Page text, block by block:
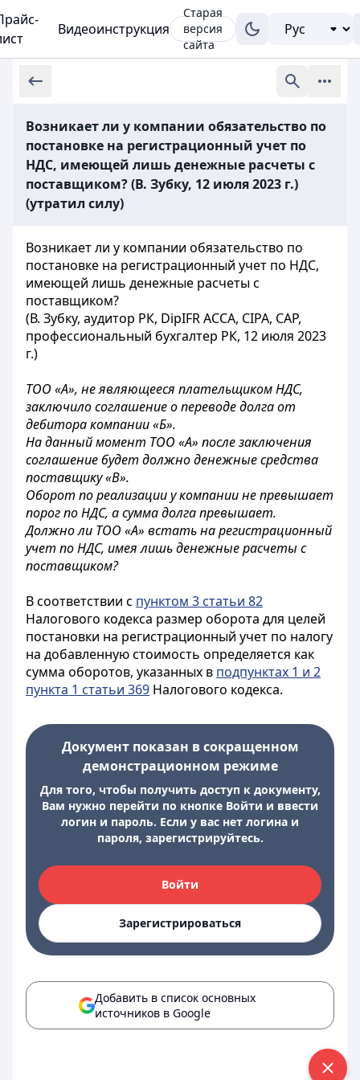
Видеоинструкция
Старая
версия
сайта
Возникает ли у компании обязательство по
постановке на регистрационный учет по
НДС, имеющей лишь денежные расчеты с
поставщиком? (В. Зубку, 12 июля 2023 г.)
(утратил силу)
Возникает ли у компании обязательство по
постановке на регистрационный учет по НДС,
имеющей лишь денежные расчеты с
поставщиком?
(В. Зубку, аудитор РК, DipIFR ACCA, CIPA, САР,
профессиональный бухгалтер РК, 12 июля 2023
г.)
ТОО «А», не являющееся плательщиком НДС,
заключило соглашение о переводе долга от
дебитора компании «Б».
На данный момент ТОО «А» после заключения
соглашение будет должно денежные средства
поставщику «В».
Оборот по реализации у компании не превышает
порог по НДС, а сумма долга превышает.
Должно ли ТОО «А» встать на регистрационный
учет по НДС, имея лишь денежные расчеты с
поставщиком?
В соответствии с пунктом 3 статьи 82
Налогового кодекса размер оборота для целей
постановки на регистрационный учет по налогу
на добавленную стоимость определяется как
сумма оборотов, указанных в подпунктах 1 и 2
пункта 1 статьи 369 Налогового кодекса.
Документ показан в сокращенном
демонстрационном режиме
Для того, чтобы получить доступ к документу,
Вам нужно перейти по кнопке Войти и ввести
логин и пароль. Если у вас нет логина и
пароля, зарегистрируйтесь.
Войти
Зарегистрироваться
Добавить в список основных
источников в Google